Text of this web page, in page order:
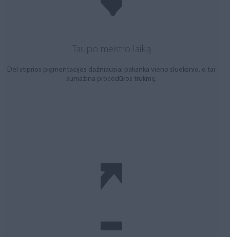
Taupo meistro laiką
Dėl stiprios pigmentacijos dažniausiai pakanka vieno sluoksnio, o tai
sumažina procedūros trukmę.